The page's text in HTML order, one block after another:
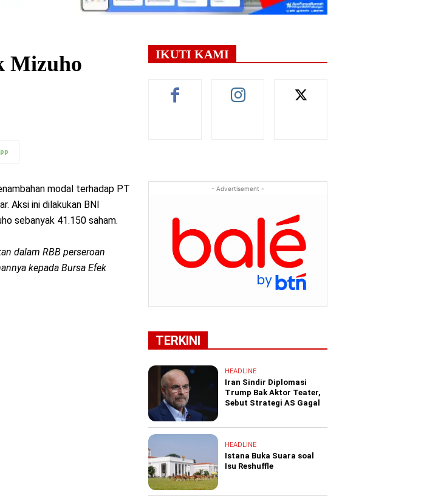
Mizuho
modal terhadap PT
Aksi ini dilakukan BNI
sebanyak 41.150 saham.
dalam RBB perseroan
kepada Bursa Efek
IKUTI KAMI
- Advertisement -
TERKINI
HEADLINE
Iran Sindir Diplomasi
Trump Bak Aktor Teater,
Sebut Strategi AS Gagal
HEADLINE
Istana Buka Suara soal
Isu Reshuffle